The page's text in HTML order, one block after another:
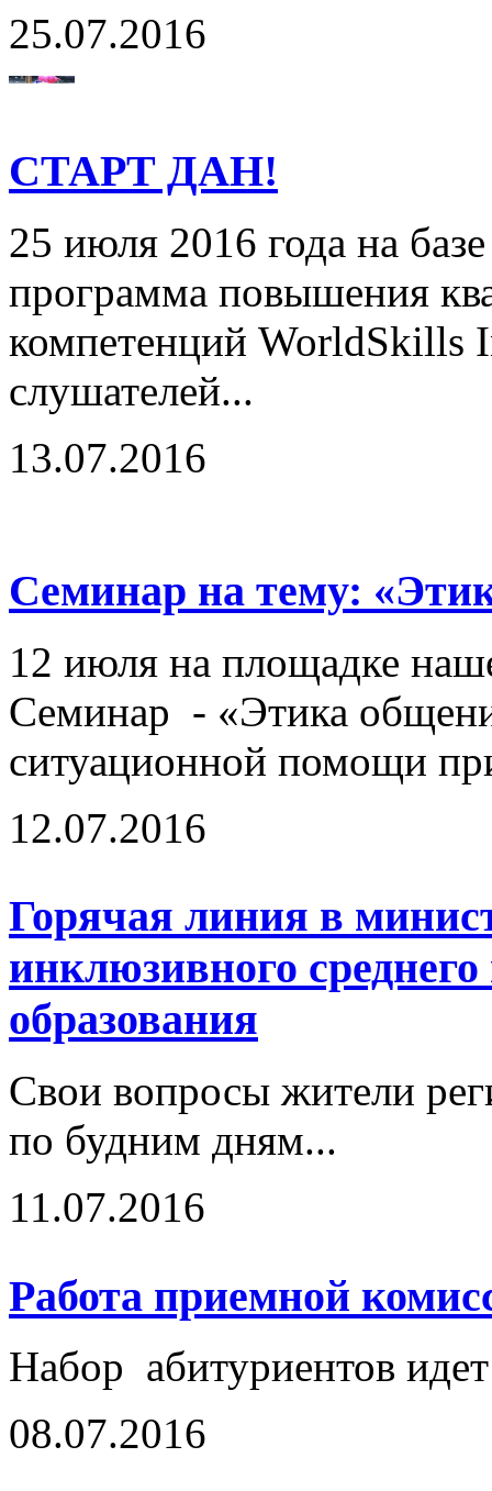
25.07.2016
СТАРТ ДАН!
25 июля 2016 года на
программа повышения
компетенций WorldSkills
слушателей...
13.07.2016
Семинар на тему:
12 июля на площадке
Семинар - «Этика
ситуационной помощи
12.07.2016
Горячая линия в
инклюзивного
образования
Свои вопросы жители
по будним дням...
11.07.2016
Работа приемной
Набор абитуриентов
08.07.2016